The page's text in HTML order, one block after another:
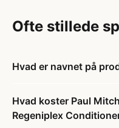
Ofte stillede
Hvad er navnet på
Hvad koster Paul
Regeniplex